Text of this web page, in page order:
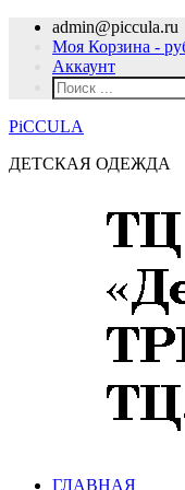
admin@piccula.ru
Моя Корзина -
Аккаунт
PiCCULA
ДЕТСКАЯ ОДЕЖДА
ГЛАВНАЯ